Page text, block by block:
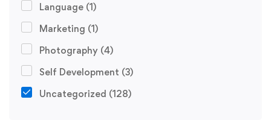
Language (1)
Marketing (1)
Photography (4)
Self Development (3)
Uncategorized (128)